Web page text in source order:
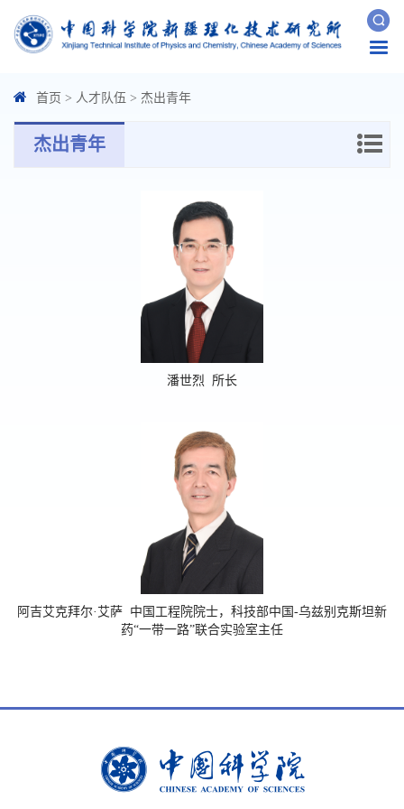
首页 > 人才队伍 > 杰出青年
杰出青年
潘世烈 所长
阿吉艾克拜尔·艾萨 中国工程院院士，科技部中国-乌兹别克斯坦新
药“一带一路”联合实验室主任